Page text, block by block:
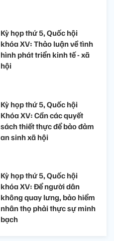
Kỳ họp thứ 5, Quốc hội
khóa XV: Thảo luận về tình
hình phát triển kinh tế - xã
hội
Kỳ họp thứ 5, Quốc hội
Khóa XV: Cần các quyết
sách thiết thực để bảo đảm
an sinh xã hội
Kỳ họp thứ 5, Quốc hội
khóa XV: Để người dân
không quay lưng, bảo hiểm
nhân thọ phải thực sự minh
bạch